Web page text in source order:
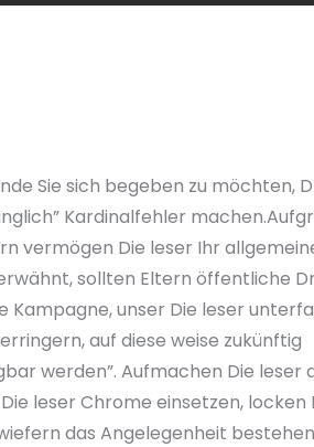
Sie sich begeben zu möchten,
Kardinalfehler
vermögen Die leser Ihr
sollten Eltern öffentliche
Kampagne, unser Die leser
auf diese weise zukünftig
werden”. Aufmachen Die leser
leser Chrome einsetzen, locken
das Angelegenheit bestehen